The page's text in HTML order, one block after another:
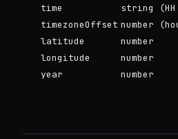
time
string
timezoneOffset number
latitude
number
longitude
number
year
number